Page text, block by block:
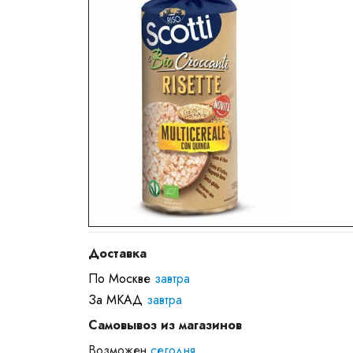
Доставка
По Москве завтра
За МКАД завтра
Самовывоз из магазинов